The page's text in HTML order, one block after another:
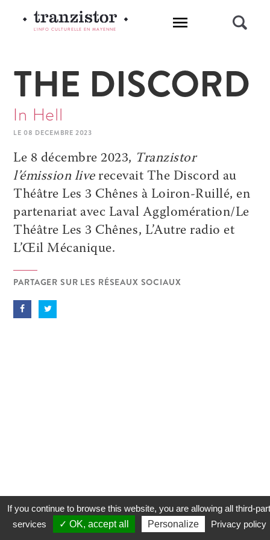
L'INFO CULTURELLE EN MAYENNE
THE DISCORD
In Hell
LE 08 DECEMBRE 2023
Le 8 décembre 2023, Tranzistor
l’émission liverecevait The Discord au
Théâtre Les 3 Chênes à Loiron-Ruillé, en
partenariat avec Laval Agglomération/Le
Théâtre Les 3 Chênes, L’Autre radio et
L’Œil Mécanique.
PARTAGER SUR LES RÉSEAUX SOCIAUX
COOKIES MENTIONS LÉGALES PLAN DU SITE
If you continue to browse this website, you are allowing all third-
services
✓ OK, accept all Personalize Privacy policy